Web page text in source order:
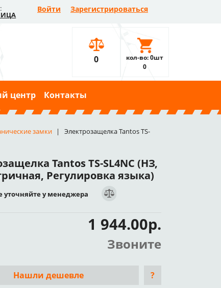
Войти Зарегистрироваться
0
кол-во: 0шт
0
центр Контакты
замки
Электрозащелка Tantos TS-
Tantos TS-SL4NC (НЗ,
Регулировка языка)
уточняйте у менеджера
1 944.00р.
Звоните
Нашли дешевле ?